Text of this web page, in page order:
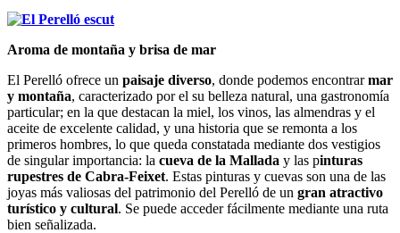
Aroma de montaña y brisa de mar
El Perelló ofrece un paisaje diverso, donde podemos encontrarmar
y montaña, caracterizado por el su belleza natural, una gastronomía
particular; en la que destacan la miel, los vinos, las almendras y el
aceite de excelente calidad, y una historia que se remonta a los
primeros hombres, lo que queda constatada mediante dos vestigios
de singular importancia: la cueva de la Mallada y las pinturas
rupestres de Cabra-Feixet. Estas pinturas y cuevas son una de las
joyas más valiosas del patrimonio del Perelló de un gran atractivo
turístico y cultural. Se puede acceder fácilmente mediante una ruta
bien señalizada.